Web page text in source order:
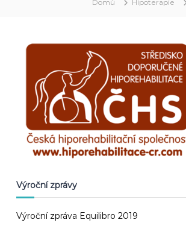
Domů Hipoterapie
Výroční zprávy
Výroční zpráva Equilibro 2019